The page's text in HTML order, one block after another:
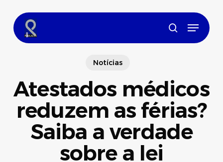
main
content
search
Menu
Notícias
Atestados médicos
reduzem as férias?
Saiba a verdade
sobre a lei